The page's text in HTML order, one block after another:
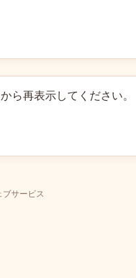
ら再表示してください。
サービス